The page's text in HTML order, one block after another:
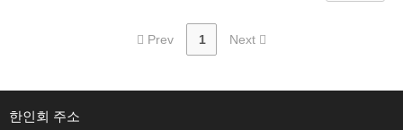
Prev 1 Next
한인회 주소